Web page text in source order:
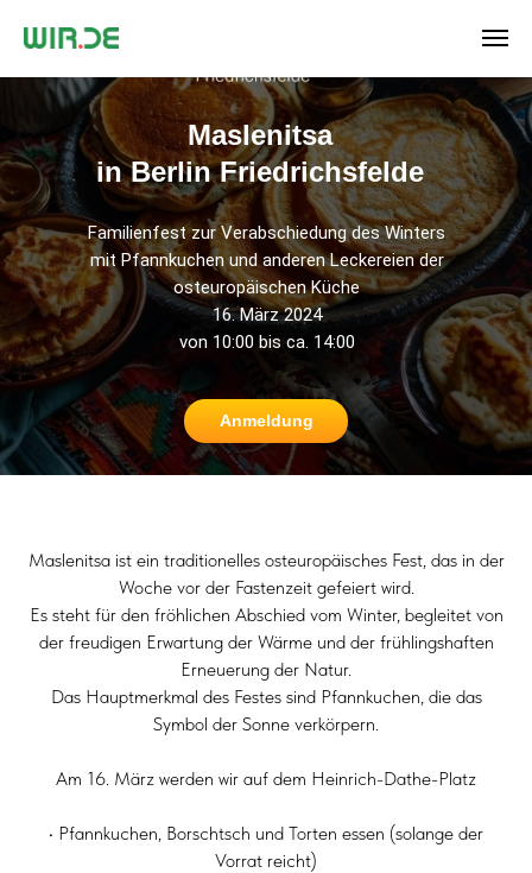
Maslenitsa
in Berlin Friedrichsfelde
Anmeldung
Familienfest zur Verabschiedung des Winters
mit Pfannkuchen und anderen Leckereien der
osteuropäischen Küche
16. März 2024
von 10:00 bis ca. 14:00
Maslenitsa ist ein traditionelles osteuropäisches Fest, das in der
Woche vor der Fastenzeit gefeiert wird.
Es steht für den fröhlichen Abschied vom Winter, begleitet von
der freudigen Erwartung der Wärme und der frühlingshaften
Erneuerung der Natur.
Das Hauptmerkmal des Festes sind Pfannkuchen, die das
Symbol der Sonne verkörpern.
Am 16. März werden wir auf dem Heinrich-Dathe-Platz
• Pfannkuchen, Borschtsch und Torten essen (solange der
Vorrat reicht)